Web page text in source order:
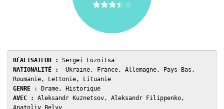
RÉALISATEUR :
Sergei Loznitsa
NATIONALITÉ :
  Ukraine, France, Allemagne, Pays-Bas,
Roumanie, Lettonie, Lituanie
GENRE
: Drame, Historique
AVEC : Aleksandr Kuznetsov, Aleksandr Filippenko,
Anatoliy Belyy